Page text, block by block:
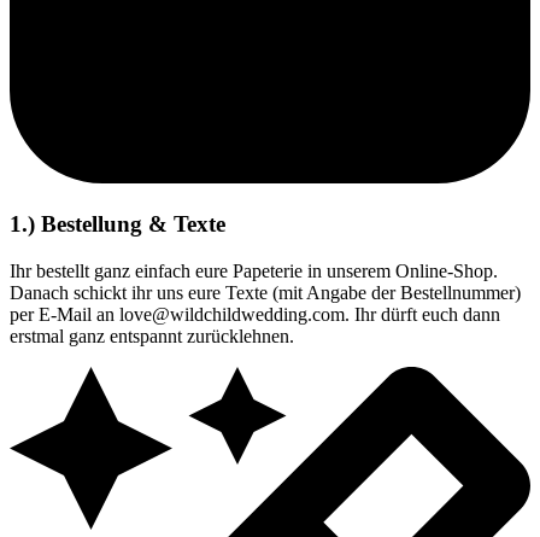
1.) Bestellung & Texte
Ihr bestellt ganz einfach eure Papeterie in unserem Online-Shop.
Danach schickt ihr uns eure Texte (mit Angabe der Bestellnummer)
per E-Mail an love@wildchildwedding.com. Ihr dürft euch dann
erstmal ganz entspannt zurücklehnen.